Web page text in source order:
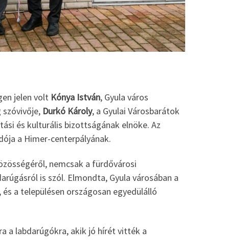
jelen volt Kónya István, Gyula város
szóvivője, Durkó Károly, a Gyulai Városbarátok
és kulturális bizottságának elnöke. Az
a Himer-centerpályának.
nemcsak a fürdővárosi
is szól. Elmondta, Gyula városában a
a településen országosan egyedülálló
a labdarúgókra, akik jó hírét vitték a